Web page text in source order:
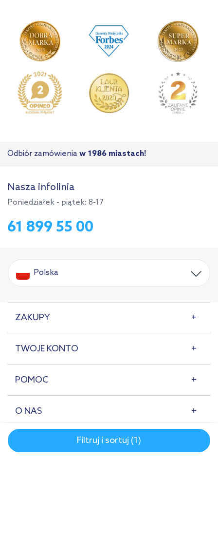
Odbiór zamówienia w 1986 miastach!
Nasza infolinia
Poniedziałek - piątek: 8-17
61 899 55 00
Polska
ZAKUPY
TWOJE KONTO
POMOC
O NAS
Filtruj i sortuj (1)